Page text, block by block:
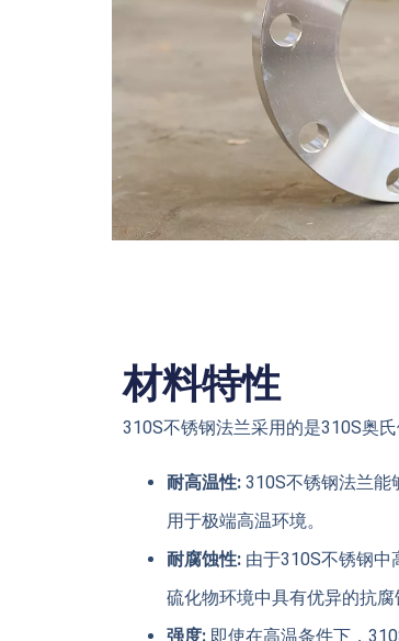
材料特性
310S不锈钢法兰采用的是310S奥
耐高温性: 310S不锈钢法兰能
用于极端高温环境。
耐腐蚀性: 由于310S不锈钢中
硫化物环境中具有优异的抗腐
强度: 即使在高温条件下，